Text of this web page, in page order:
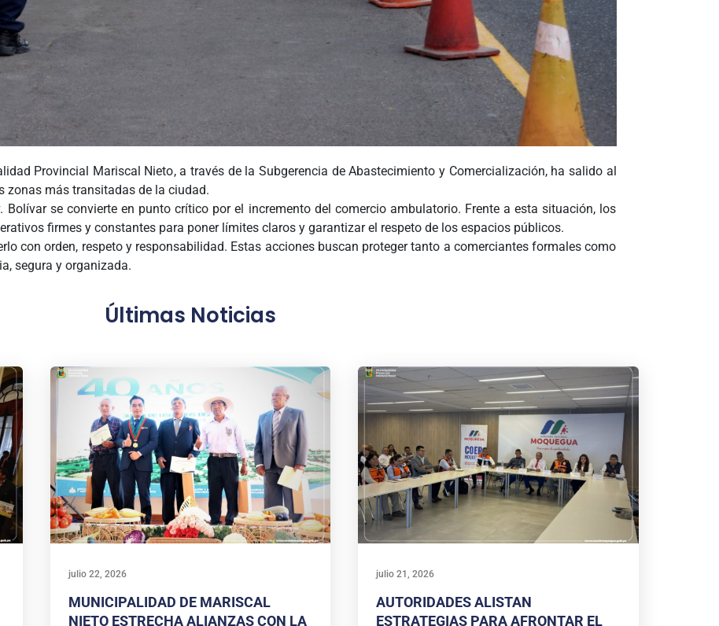
Provincial Mariscal Nieto, a través de la Subgerencia de Abastecimiento y Comercialización, ha salido al
zonas más transitadas de la ciudad.
Bolívar se convierte en punto crítico por el incremento del comercio ambulatorio. Frente a esta situación, los
firmes y constantes para poner límites claros y garantizar el respeto de los espacios públicos.
con orden, respeto y responsabilidad. Estas acciones buscan proteger tanto a comerciantes formales como
segura y organizada.
Últimas Noticias
julio 22, 2026
MUNICIPALIDAD DE MARISCAL
NIETO ESTRECHA ALIANZAS CON LA
julio 21, 2026
AUTORIDADES ALISTAN
ESTRATEGIAS PARA AFRONTAR EL